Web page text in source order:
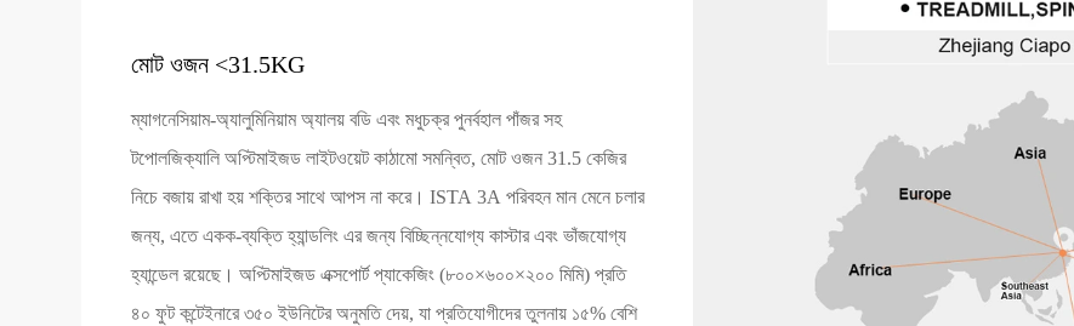
মোট ওজন <31.5KG
ম্যাগনেসিয়াম-অ্যালুমিনিয়াম অ্যালয় বডি এবং মধুচক্র পুনর্বহাল পাঁজর সহ
টপোলজিক্যালি অপ্টিমাইজড লাইটওয়েট কাঠামো সমন্বিত, মোট ওজন 31.5 কেজির
নিচে বজায় রাখা হয় শক্তির সাথে আপস না করে। ISTA 3A পরিবহন মান মেনে চলার
জন্য, এতে একক-ব্যক্তি হ্যান্ডলিং এর জন্য বিচ্ছিন্নযোগ্য কাস্টার এবং ভাঁজযোগ্য
হ্যান্ডেল রয়েছে। অপ্টিমাইজড এক্সপোর্ট প্যাকেজিং (৮০০×৬০০×২০০ মিমি) প্রতি
৪০ ফুট কন্টেইনারে ৩৫০ ইউনিটের অনুমতি দেয়, যা প্রতিযোগীদের তুলনায় ১৫% বেশি